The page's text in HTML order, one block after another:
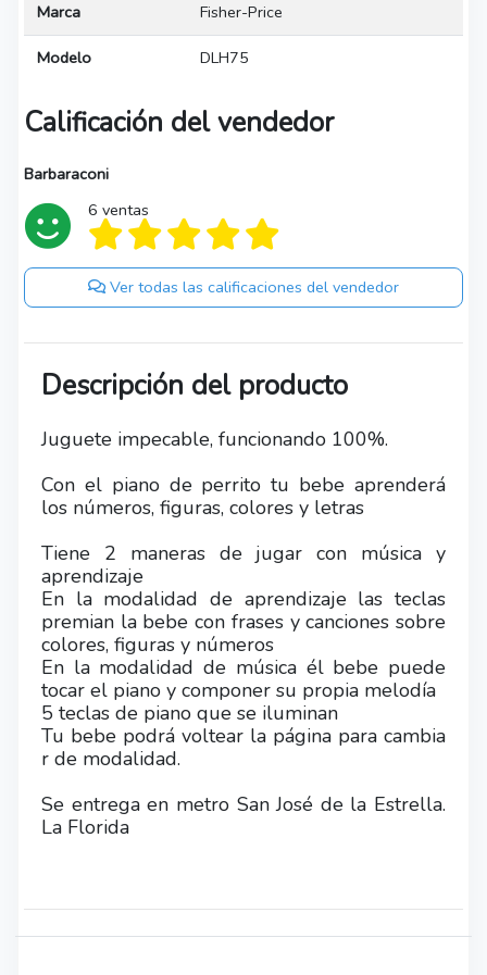
Marca Fisher-Price
Modelo DLH75
Calificación del vendedor
Barbaraconi
6 ventas
Ver todas las calificaciones del vendedor
Descripción del producto
Juguete impecable, funcionando 100%.
Con el piano de perrito tu bebe aprenderá
los números, figuras, colores y letras
Tiene 2 maneras de jugar con música y
aprendizaje
En la modalidad de aprendizaje las teclas
premian la bebe con frases y canciones sobre
colores, figuras y números
En la modalidad de música él bebe puede
tocar el piano y componer su propia melodía
5 teclas de piano que se iluminan
Tu bebe podrá voltear la página para cambia
r de modalidad.
Se entrega en metro San José de la Estrella.
La Florida